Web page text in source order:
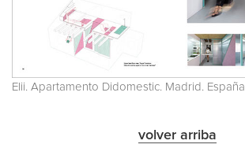
Elii. Apartamento Didomestic. Madrid. España
volver arriba